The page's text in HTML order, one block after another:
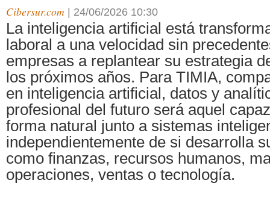
Cibersur.com 24/06/2026 10:30
La inteligencia artificial está
laboral a una velocidad sin
empresas a replantear su estrategia
los próximos años. Para TIMIA,
en inteligencia artificial, datos y
profesional del futuro será aquel
forma natural junto a sistemas
independientemente de si desarrolla
como finanzas, recursos humanos,
operaciones, ventas o tecnología.